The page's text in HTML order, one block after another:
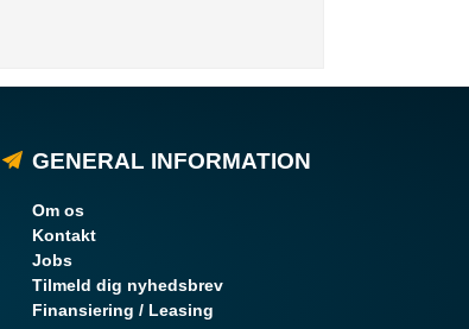
GENERAL INFORMATION
Om os
Kontakt
Jobs
Tilmeld dig nyhedsbrev
Finansiering / Leasing